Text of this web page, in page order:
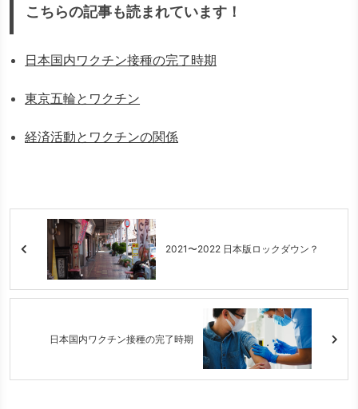
こちらの記事も読まれています！
日本国内ワクチン接種の完了時期
東京五輪とワクチン
経済活動とワクチンの関係
2021〜2022 日本版ロックダウン？
日本国内ワクチン接種の完了時期